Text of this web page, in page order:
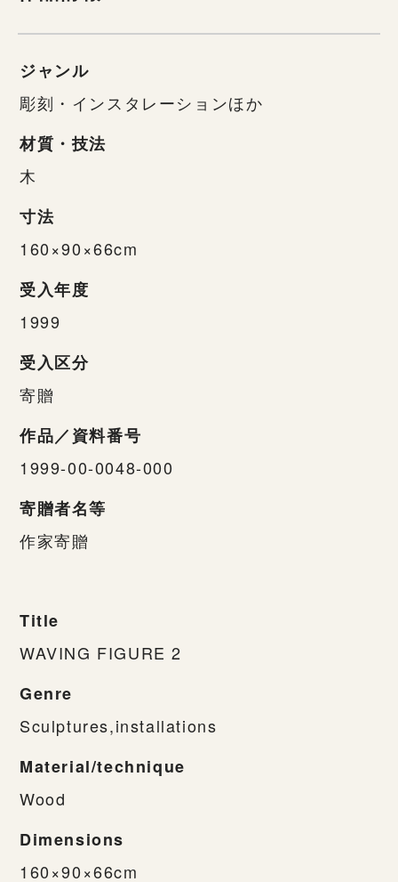
ジャンル
彫刻・インスタレーションほか
材質・技法
木
寸法
160×90×66cm
受入年度
1999
受入区分
寄贈
作品／資料番号
1999-00-0048-000
寄贈者名等
作家寄贈
Title
WAVING FIGURE 2
Genre
Sculptures,installations
Material/technique
Wood
Dimensions
160×90×66cm